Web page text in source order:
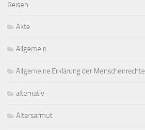
Reisen
Akte
Allgemein
Allgemeine Erklärung der Menschenrechte
alternativ
Altersarmut